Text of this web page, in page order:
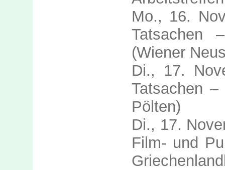
Mo., 16.
Tatsachen
(Wiener
Di., 17.
Tatsachen
Pölten)
Di., 17.
Film- und